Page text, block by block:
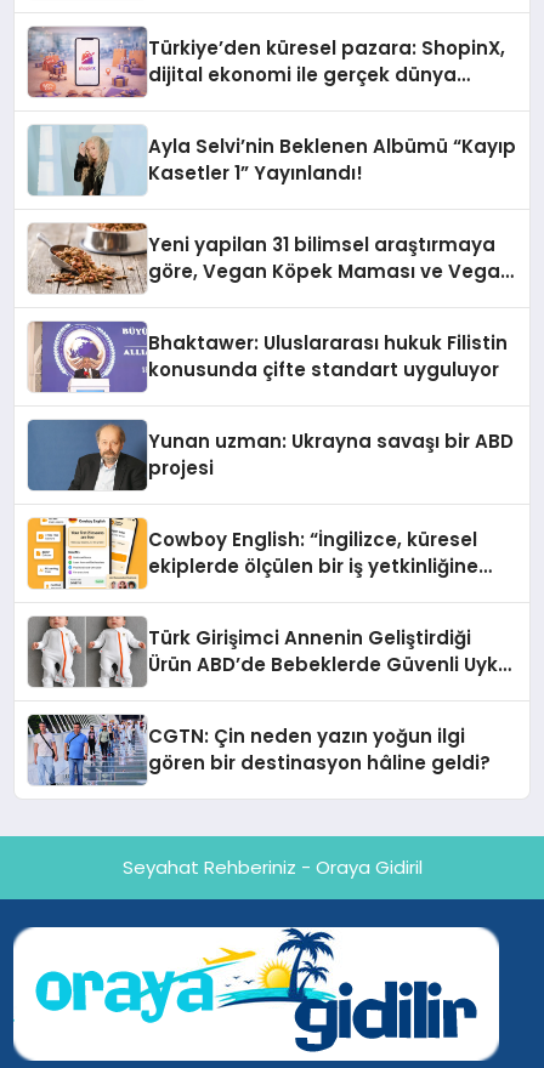
Türkiye’den küresel pazara: ShopinX,
dijital ekonomi ile gerçek dünya
Ayla Selvi’nin Beklenen Albümü “Kayıp
Kasetler 1” Yayınlandı!
Yeni yapilan 31 bilimsel araştırmaya
göre, Vegan Köpek Maması ve Vegan
Bhaktawer: Uluslararası hukuk Filistin
konusunda çifte standart uyguluyor
Yunan uzman: Ukrayna savaşı bir ABD
projesi
Cowboy English: “İngilizce, küresel
ekiplerde ölçülen bir iş yetkinliğine
Türk Girişimci Annenin Geliştirdiği
Ürün ABD’de Bebeklerde Güvenli Uyku
CGTN: Çin neden yazın yoğun ilgi
gören bir destinasyon hâline geldi?
Seyahat Rehberiniz - Oraya Gidiril